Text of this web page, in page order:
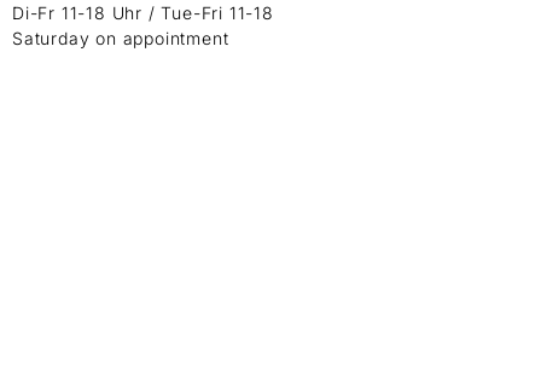
Di-Fr 11-18 Uhr / Tue-Fri 11-18
Saturday on appointment